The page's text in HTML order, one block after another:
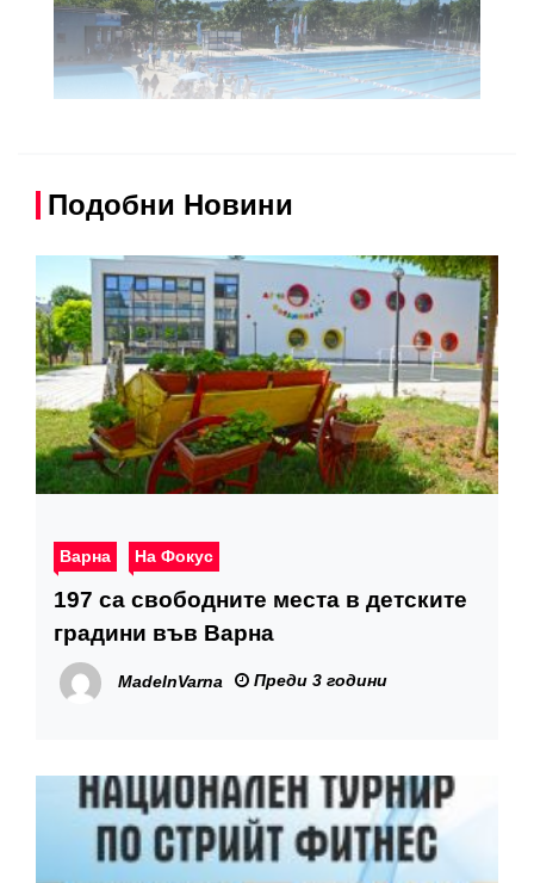
Подобни Новини
Варна На Фокус
197 са свободните места в детските
градини във Варна
MadeInVarna Преди 3 години